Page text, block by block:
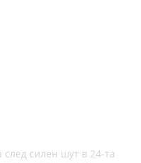
силен шут в 24-та